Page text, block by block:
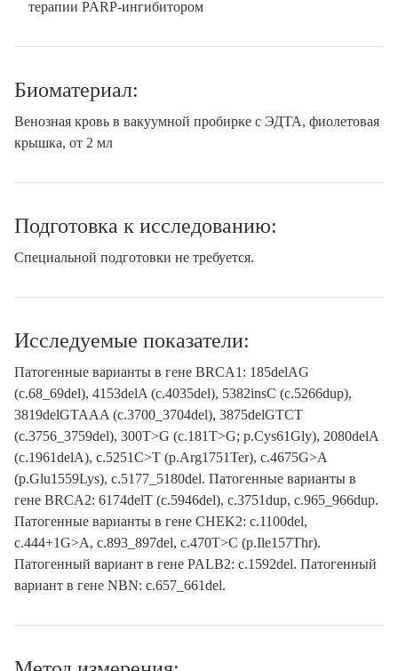
терапии PARP-ингибитором
Биоматериал:
Венозная кровь в вакуумной пробирке с ЭДТА, фиолетовая
крышка, от 2 мл
Подготовка к исследованию:
Специальной подготовки не требуется.
Исследуемые показатели:
Патогенные варианты в гене BRCA1: 185delAG
(c.68_69del), 4153delA (c.4035del), 5382insC (c.5266dup),
3819delGTAAA (c.3700_3704del), 3875delGTCT
(c.3756_3759del), 300T>G (c.181T>G; p.Cys61Gly), 2080delA
(c.1961delA), c.5251C>T (p.Arg1751Ter), c.4675G>A
(p.Glu1559Lys), c.5177_5180del. Патогенные варианты в
гене BRCA2: 6174delT (c.5946del), c.3751dup, c.965_966dup.
Патогенные варианты в гене CHEK2: c.1100del,
c.444+1G>A, c.893_897del, c.470T>C (p.Ile157Thr).
Патогенный вариант в гене PALB2: c.1592del. Патогенный
вариант в гене NBN: c.657_661del.